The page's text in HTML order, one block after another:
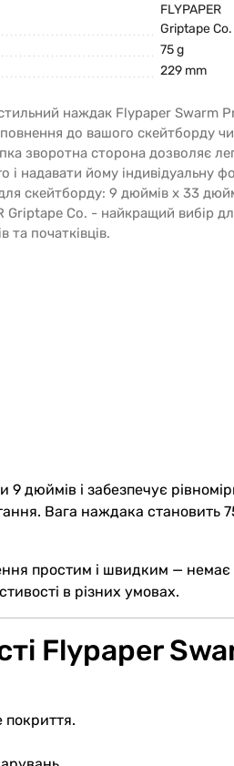
FLYPAPER
Griptape Co.
75 g
229 mm
наждак Flypaper Swarm
до вашого скейтборду чи
зворотна сторона дозволяє
і надавати йому індивідуальну
скейтборду: 9 дюймів x 33
Griptape Co. - найкращий вибір
та початківців.
і забезпечує
Вага наждака становить
простим і швидким — немає
в різних умовах.
Flypaper
покриття.